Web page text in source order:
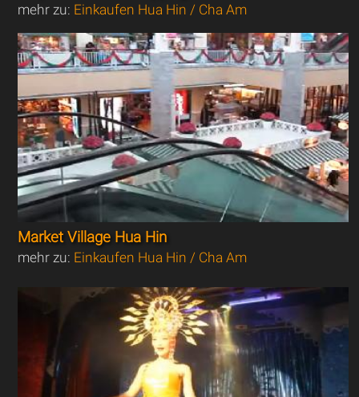
mehr zu: Einkaufen Hua Hin / Cha Am
Market Village Hua Hin
mehr zu: Einkaufen Hua Hin / Cha Am